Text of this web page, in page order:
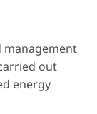
management
out
energy